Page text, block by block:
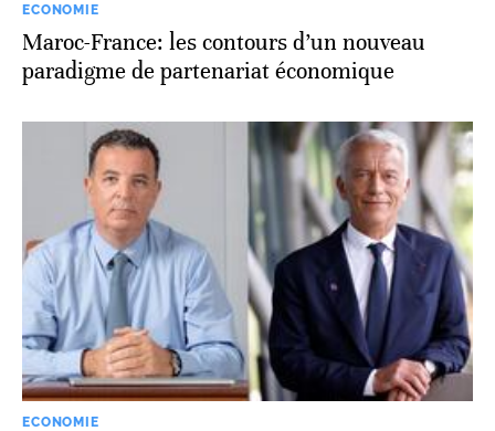
ECONOMIE
Maroc-France: les contours d’un nouveau
paradigme de partenariat économique
ECONOMIE